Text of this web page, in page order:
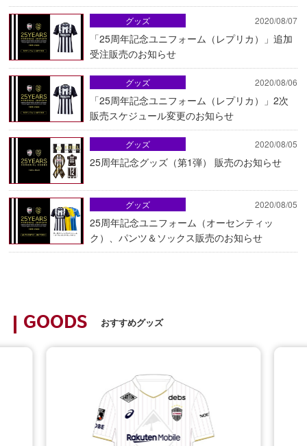
2020/08/07
「25周年記念ユニフォーム（レプリカ）」追加
受注販売のお知らせ
グッズ
2020/08/06
「25周年記念ユニフォーム（レプリカ）」2次
販売スケジュール変更のお知らせ
グッズ
2020/08/05
25周年記念グッズ（第1弾） 販売のお知らせ
グッズ
2020/08/05
25周年記念ユニフォーム（オーセンティッ
ク）、パンツ＆ソックス販売のお知らせ
グッズ
GOODS おすすめグッズ